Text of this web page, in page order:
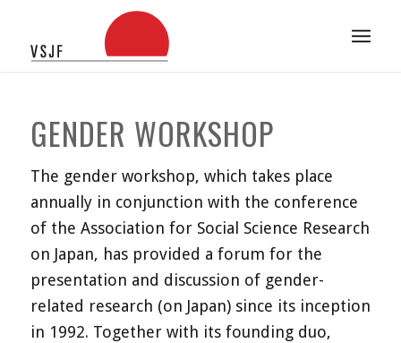
GENDER WORKSHOP
The gender workshop, which takes place
annually in conjunction with the conference
of the Association for Social Science Research
on Japan, has provided a forum for the
presentation and discussion of gender-
related research (on Japan) since its inception
in 1992. Together with its founding duo,